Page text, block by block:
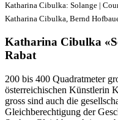
Katharina Cibulka: Solange |
Katharina Cibulka, Bernd
Katharina Cibulka
Rabat
200 bis 400 Quadratmeter
österreichischen Künstlerin
gross sind auch die
Gleichberechtigung der